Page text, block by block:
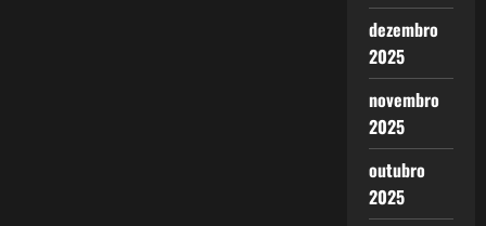
dezembro
2025
novembro
2025
outubro
2025